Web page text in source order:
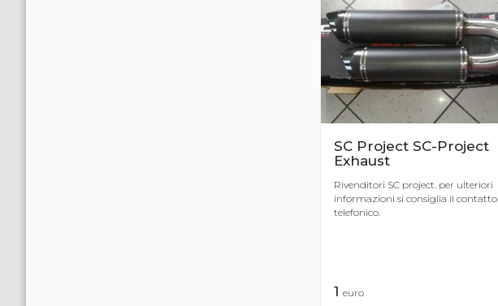
SC Project SC-Project
Exhaust
Rivenditori SC project. per ulteriori
informazioni si consiglia il contatto
telefonico.
1 euro